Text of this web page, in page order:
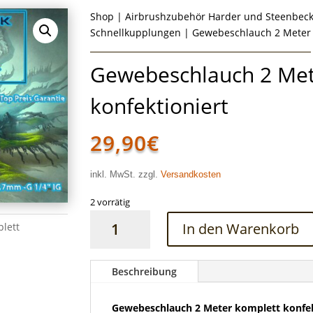
Shop |Airbrushzubehör Harder und
Schnellkupplungen | Gewebeschlauch 2
Gewebeschlauch 2
konfektioniert
29,90€
inkl. MwSt. zzgl.Versandkosten
2 vorrätig
Gewebeschlauch
komplett
In den Warenkorb
Beschreibung
Gewebeschlauch 2 Meter komplett